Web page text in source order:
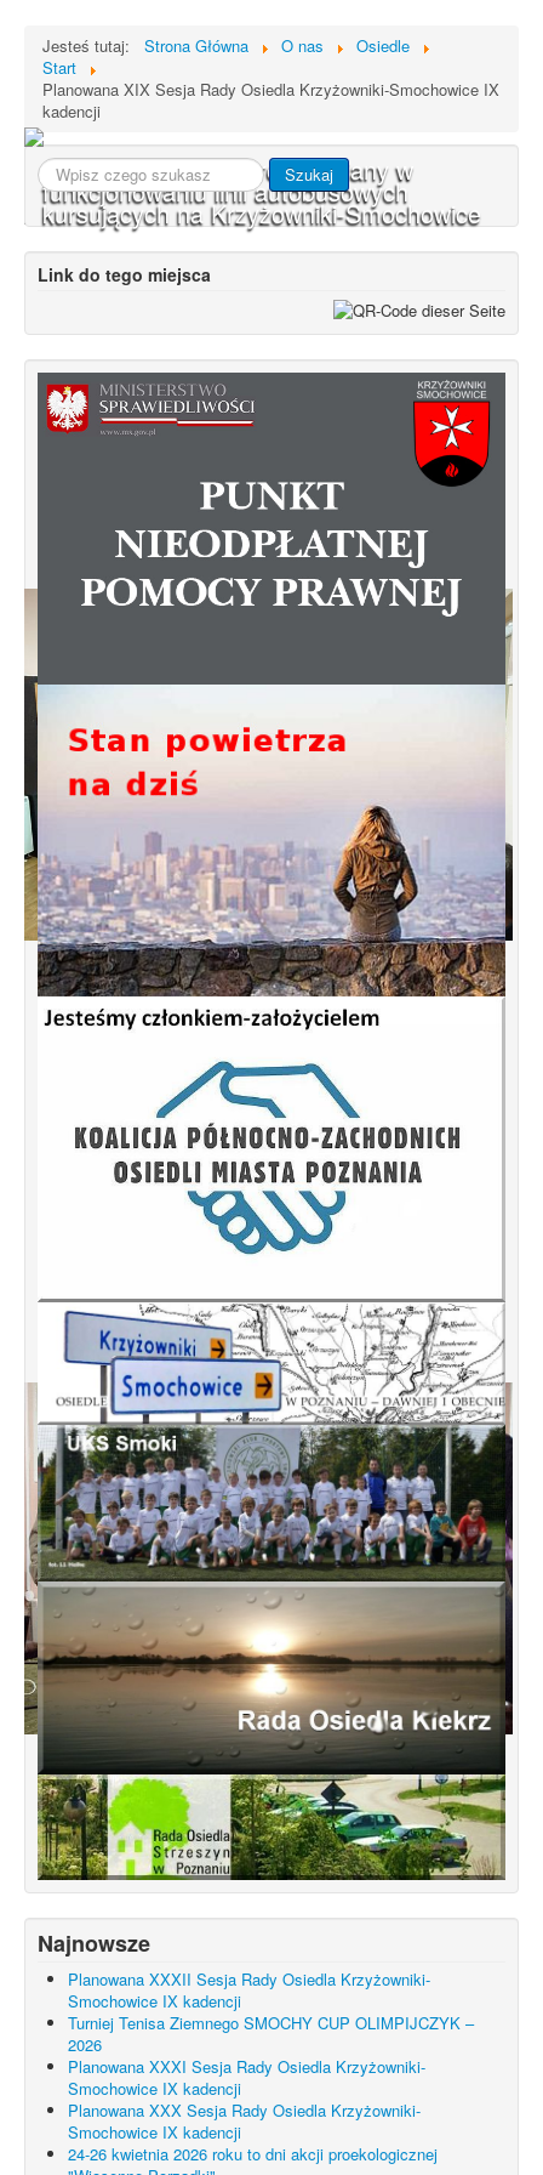
Od 1 stycznia 2023 roku zmiany w
funkcjonowaniu linii autobusowych
kursujących na Krzyżowniki-Smochowice
Spotkanie informacyjne w sprawie
budowy ulic Łebska, Łagowska,
Kociewska, Żukowska
Konsultacje dotyczące terenu
Smochowice Południe w rejonie ulic
położonych pomiędzy Wejherowską,
Starogardzką, Pniewską, Pelplińską.
Jesteś tutaj: Strona Główna O nas
Osiedle
Start
Planowana XIX Sesja Rady Osiedla Krzyżowniki-Smochowice IX
kadencji
Szukaj... Szukaj
Link do tego miejsca
Najnowsze
Planowana XXXII Sesja Rady Osiedla Krzyżowniki-
Smochowice IX kadencji
Turniej Tenisa Ziemnego SMOCHY CUP OLIMPIJCZYK –
2026
Planowana XXXI Sesja Rady Osiedla Krzyżowniki-
Smochowice IX kadencji
Planowana XXX Sesja Rady Osiedla Krzyżowniki-
Smochowice IX kadencji
24-26 kwietnia 2026 roku to dni akcji proekologicznej